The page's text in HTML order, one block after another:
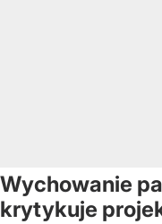
Wychowanie
krytykuje